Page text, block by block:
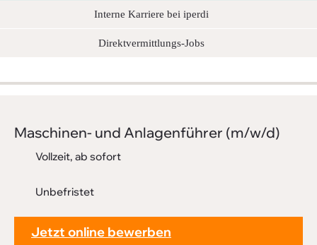
Interne Karriere bei iperdi
Direktvermittlungs-Jobs
Maschi­nen- und Anla­gen­führer (m/w/d)
Vollzeit, ab sofort
Unbefristet
Jetzt online bewerben
FAQ
Sitemap
Datenschutz